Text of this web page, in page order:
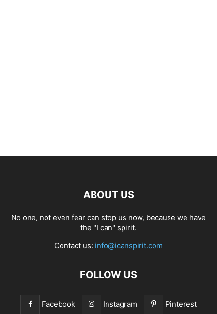
ABOUT US
No one, not even fear can stop us now, because we have
the "I can" spirit.
Contact us: info@icanspirit.com
FOLLOW US
Facebook Instagram Pinterest